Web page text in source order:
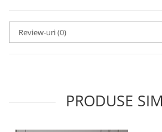
Review-uri(0)
PRODUSE